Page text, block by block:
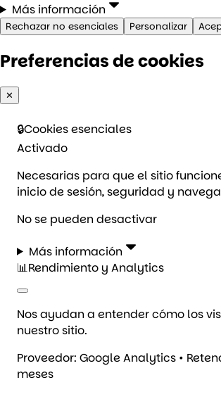
Más información
Rechazar no esenciales Personalizar
Preferencias de cookies
✕
🔒Cookies esenciales
Activado
Necesarias para que el sitio
inicio de sesión, seguridad y
No se pueden desactivar
Más información
📊Rendimiento y Analytics
Nos ayudan a entender cómo los
nuestro sitio.
Proveedor: Google Analytics •
meses